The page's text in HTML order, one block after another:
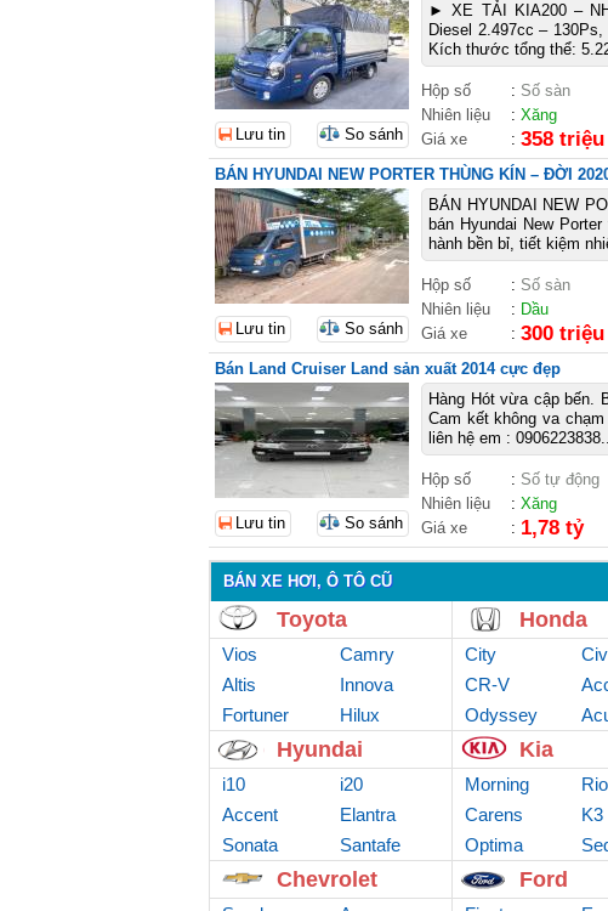
► XE TẢI KIA200 –
Diesel 2.497cc –
Kích thước tổng thể:
Hộp số : Số sàn
Nhiên liệu
: Xăng
Giá xe
: 358 triệu
Lưu tin So sánh
BÁN HYUNDAI NEW PORTER THÙNG KÍN – ĐỜI
BÁN HYUNDAI NEW
bán Hyundai New
hành bền bỉ, tiết kiệm
Hộp số : Số sàn
Nhiên liệu
: Dầu
Giá xe
: 300 triệu
Lưu tin So sánh
Bán Land Cruiser Land sản xuất 2014 cực đẹp
Hàng Hót vừa cập bến.
Cam kết không va
liên hệ em :
Hộp số : Số tự động
Nhiên liệu
: Xăng
Giá xe
: 1,78 tỷ
Lưu tin So sánh
BÁN XE HƠI, Ô TÔ CŨ
Toyota
Vios
Camry
Altis
Innova
Fortuner
Hilux
Honda
City
CR-V
Odyssey
Hyundai
i10
i20
Accent
Elantra
Sonata
Santafe
Kia
Morning
Rio
Carens
K3
Optima
Chevrolet Ford